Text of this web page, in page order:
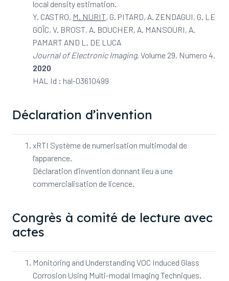
local density estimation.
Y. CASTRO, M. NURIT, G. PITARD, A. ZENDAGUI, G. LE
GOÏC, V. BROST, A. BOUCHER, A. MANSOURI, A.
PAMART AND L. DE LUCA
Journal of Electronic Imaging, Volume 29, Numero 4,
2020
HAL Id : hal-03610499
Déclaration d’invention
xRTI Système de numerisation multimodal de
l’apparence.
Déclaration d’invention donnant lieu a une
commercialisation de licence.
Congrès à comité de lecture avec
actes
Monitoring and Understanding VOC Induced Glass
Corrosion Using Multi-modal Imaging Techniques.